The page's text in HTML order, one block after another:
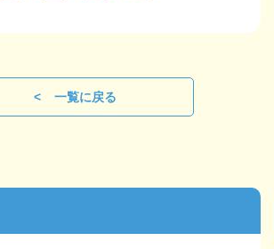
一覧に戻る